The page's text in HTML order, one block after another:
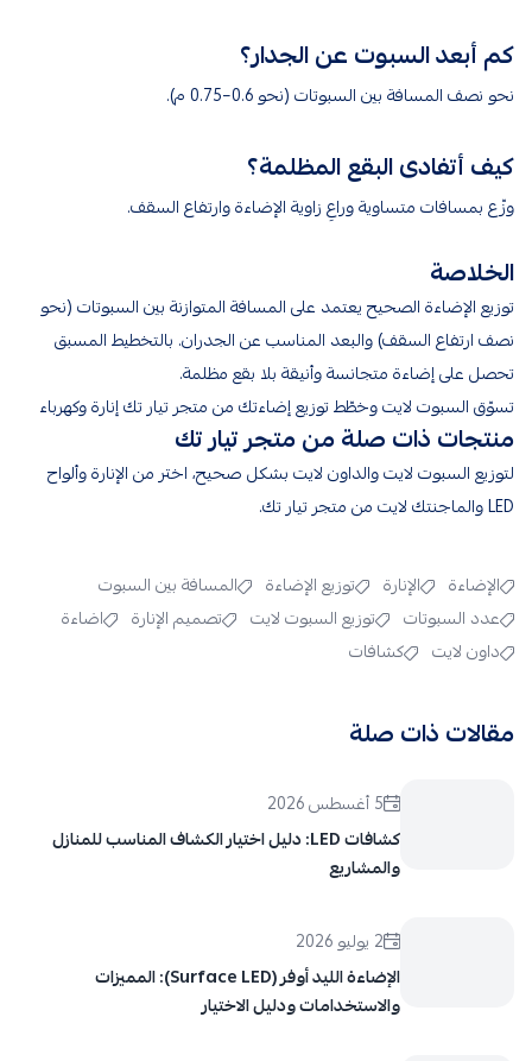
كم أبعد السبوت عن الجدار؟
نحو نصف المسافة بين السبوتات (نحو 0.6–0.75 م).
كيف أتفادى البقع المظلمة؟
وزّع بمسافات متساوية وراعِ زاوية الإضاءة وارتفاع السقف.
الخلاصة
توزيع الإضاءة الصحيح يعتمد على المسافة المتوازنة بين السبوتات (نحو
نصف ارتفاع السقف) والبعد المناسب عن الجدران. بالتخطيط المسبق
تحصل على إضاءة متجانسة وأنيقة بلا بقع مظلمة.
تسوّق السبوت لايت وخطّط توزيع إضاءتك من متجر تيار تك إنارة وكهرباء
منتجات ذات صلة من متجر تيار تك
لتوزيع السبوت لايت والداون لايت بشكل صحيح، اختر منالإنارةوألواح
LEDوالماجنتك لايتمن متجر تيار تك.
الإضاءة الإنارة توزيع الإضاءة
المسافة بين السبوت
عدد السبوتات
توزيع السبوت لايت تصميم الإنارة
اضاءة
داون لايت
كشافات
مقالات ذات صلة
5 أغسطس 2026
كشافات LED: دليل اختيار الكشاف المناسب للمنازل
والمشاريع
2 يوليو 2026
الإضاءة الليد أوفر (Surface LED): المميزات
والاستخدامات ودليل الاختيار